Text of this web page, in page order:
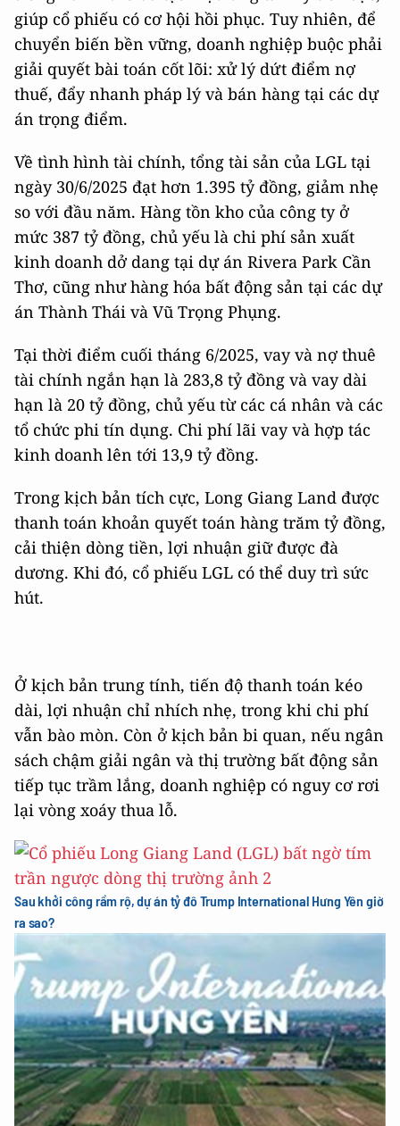
giúp cổ phiếu có cơ hội hồi phục. Tuy nhiên, để
chuyển biến bền vững, doanh nghiệp buộc phải
giải quyết bài toán cốt lõi: xử lý dứt điểm nợ
thuế, đẩy nhanh pháp lý và bán hàng tại các dự
án trọng điểm.
Về tình hình tài chính, tổng tài sản của LGL tại
ngày 30/6/2025 đạt hơn 1.395 tỷ đồng, giảm nhẹ
so với đầu năm. Hàng tồn kho của công ty ở
mức 387 tỷ đồng, chủ yếu là chi phí sản xuất
kinh doanh dở dang tại dự án Rivera Park Cần
Thơ, cũng như hàng hóa bất động sản tại các dự
án Thành Thái và Vũ Trọng Phụng.
Tại thời điểm cuối tháng 6/2025, vay và nợ thuê
tài chính ngắn hạn là 283,8 tỷ đồng và vay dài
hạn là 20 tỷ đồng, chủ yếu từ các cá nhân và các
tổ chức phi tín dụng. Chi phí lãi vay và hợp tác
kinh doanh lên tới 13,9 tỷ đồng.
Trong kịch bản tích cực, Long Giang Land được
thanh toán khoản quyết toán hàng trăm tỷ đồng,
cải thiện dòng tiền, lợi nhuận giữ được đà
dương. Khi đó, cổ phiếu LGL có thể duy trì sức
hút.
Ở kịch bản trung tính, tiến độ thanh toán kéo
dài, lợi nhuận chỉ nhích nhẹ, trong khi chi phí
vẫn bào mòn. Còn ở kịch bản bi quan, nếu ngân
sách chậm giải ngân và thị trường bất động sản
tiếp tục trầm lắng, doanh nghiệp có nguy cơ rơi
lại vòng xoáy thua lỗ.
Sau khởi công rầm rộ, dự án tỷ đô Trump International Hưng Yên giờ
ra sao?